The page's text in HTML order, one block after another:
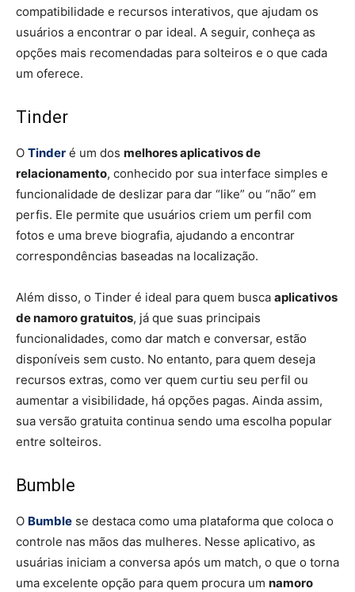
compatibilidade e recursos interativos, que ajudam os
usuários a encontrar o par ideal. A seguir, conheça as
opções mais recomendadas para solteiros e o que cada
um oferece.
Tinder
O Tinder é um dos melhores aplicativos de
relacionamento, conhecido por sua interface simples e
funcionalidade de deslizar para dar “like” ou “não” em
perfis. Ele permite que usuários criem um perfil com
fotos e uma breve biografia, ajudando a encontrar
correspondências baseadas na localização.
Além disso, o Tinder é ideal para quem busca aplicativos
de namoro gratuitos, já que suas principais
funcionalidades, como dar match e conversar, estão
disponíveis sem custo. No entanto, para quem deseja
recursos extras, como ver quem curtiu seu perfil ou
aumentar a visibilidade, há opções pagas. Ainda assim,
sua versão gratuita continua sendo uma escolha popular
entre solteiros.
Bumble
O Bumble se destaca como uma plataforma que coloca o
controle nas mãos das mulheres. Nesse aplicativo, as
usuárias iniciam a conversa após um match, o que o torna
uma excelente opção para quem procura um namoro